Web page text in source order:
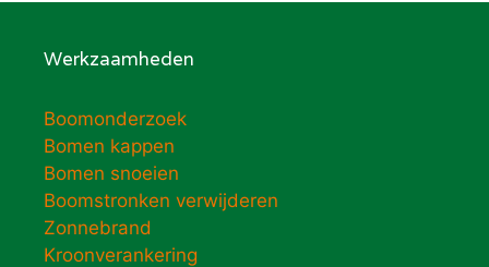
Werkzaamheden
Boomonderzoek
Bomen kappen
Bomen snoeien
Boomstronken verwijderen
Zonnebrand
Kroonverankering